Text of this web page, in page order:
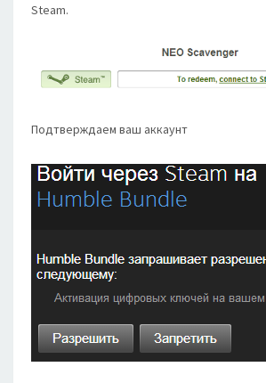
Steam.
Подтверждаем ваш аккаунт